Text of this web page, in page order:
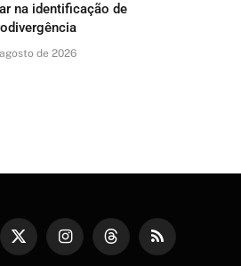
na identificação de
de 2026
X
InstagramThreadsRSS